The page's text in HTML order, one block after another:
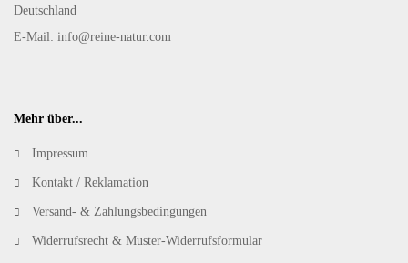
Deutschland
E-Mail: info@reine-natur.com
Mehr über...
Impressum
Kontakt / Reklamation
Versand- & Zahlungsbedingungen
Widerrufsrecht & Muster-Widerrufsformular